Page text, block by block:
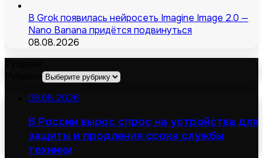
В Grok появилась нейросеть Imagine Image 2.0 —
Nano Banana придётся подвинуться
08.08.2026
08.08.2026
В России вырос спрос на устройства для
защиты и продления срока службы
техники